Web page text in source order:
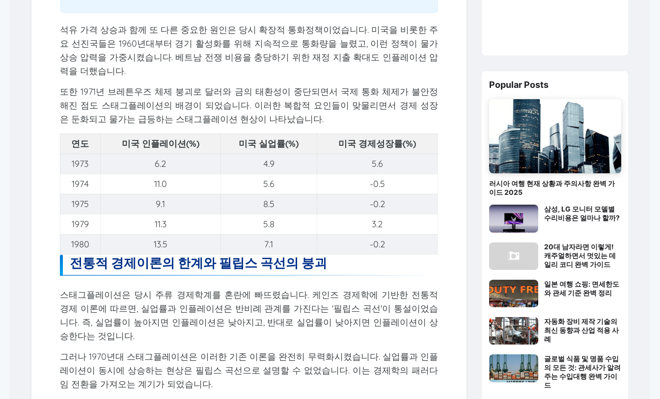
석유 가격 상승과 함께 또 다른 중요한 원인은 당시 확장적 통화정책이었습니다. 미국을 비롯한 주
요 선진국들은 1960년대부터 경기 활성화를 위해 지속적으로 통화량을 늘렸고, 이런 정책이 물가
상승 압력을 가중시켰습니다. 베트남 전쟁 비용을 충당하기 위한 재정 지출 확대도 인플레이션 압
력을 더했습니다.
또한 1971년 브레튼우즈 체제 붕괴로 달러와 금의 태환성이 중단되면서 국제 통화 체제가 불안정
해진 점도 스태그플레이션의 배경이 되었습니다. 이러한 복합적 요인들이 맞물리면서 경제 성장
은 둔화되고 물가는 급등하는 스태그플레이션 현상이 나타났습니다.
연도 미국 인플레이션(%) 미국 실업률(%)
미국 경제성장률(%)
1973
6.2 4.9
5.6
1974
11.0 5.6
-0.5
1975
9.1 8.5
-0.2
1979
11.3 5.8
3.2
1980
13.5 7.1 -0.2
전통적 경제이론의 한계와 필립스 곡선의 붕괴
스태그플레이션은 당시 주류 경제학계를 혼란에 빠뜨렸습니다. 케인즈 경제학에 기반한 전통적
경제 이론에 따르면, 실업률과 인플레이션은 반비례 관계를 가진다는 '필립스 곡선'이 통설이었습
니다. 즉, 실업률이 높아지면 인플레이션은 낮아지고, 반대로 실업률이 낮아지면 인플레이션이 상
승한다는 것입니다.
그러나 1970년대 스태그플레이션은 이러한 기존 이론을 완전히 무력화시켰습니다. 실업률과 인플
레이션이 동시에 상승하는 현상은 필립스 곡선으로 설명할 수 없었습니다. 이는 경제학의 패러다
임 전환을 가져오는 계기가 되었습니다.
Popular Posts
러시아 여행 현재 상황과 주의사항 완벽 가
이드 2025
삼성, LG 모니터 모델별
수리비용은 얼마나 할까?
20대 남자라면 이렇게!
캐주얼하면서 멋있는 데
일리 코디 완벽 가이드
일본 여행 쇼핑: 면세한도
와 관세 기준 완벽 정리
자동화 장비 제작 기술의
최신 동향과 산업 적용 사
례
글로벌 식품 및 명품 수입
의 모든 것: 관세사가 알려
주는 수입대행 완벽 가이
드